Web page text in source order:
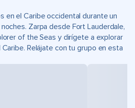
en el Caribe occidental durante un
Zarpa desde Fort Lauderdale,
of the Seas y dirígete a explorar
Relájate con tu grupo en esta